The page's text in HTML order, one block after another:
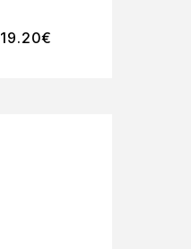
19.20€